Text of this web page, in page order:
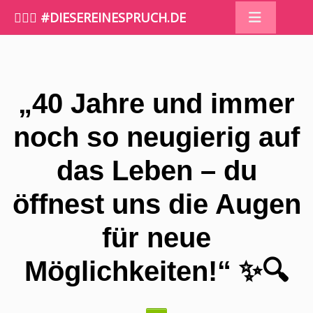
🤷🏼‍♀️ #DIESEREINESPRUCH.DE
„40 Jahre und immer
noch so neugierig auf
das Leben – du
öffnest uns die Augen
für neue
Möglichkeiten!“ ✨🔍